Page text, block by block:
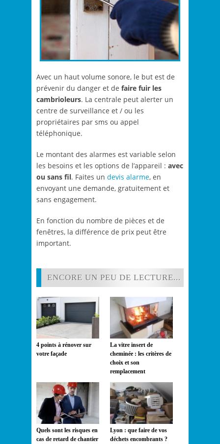
Avec un haut volume sonore, le but est de
prévenir du danger et de faire fuir les
cambrioleurs. La centrale peut alerter un
centre de surveillance et / ou les
propriétaires par sms ou appel
téléphonique.
Le montant des alarmes est variable selon
les besoins et les options de l’appareil : avec
ou sans fil. Faites un devis alarme, en
envoyant une demande, gratuitement et
sans engagement.
En fonction du nombre de pièces et de
fenêtres, la différence de prix peut être
important.
ENCORE UN PEU DE LECTURE...
4 points à rénover sur
votre façade
La vitre insert de
cheminée : les critères de
choix et son
remplacement
Quels sont les risques en
cas de retard de chantier
Lyon : que faire de vos
déchets encombrants ?